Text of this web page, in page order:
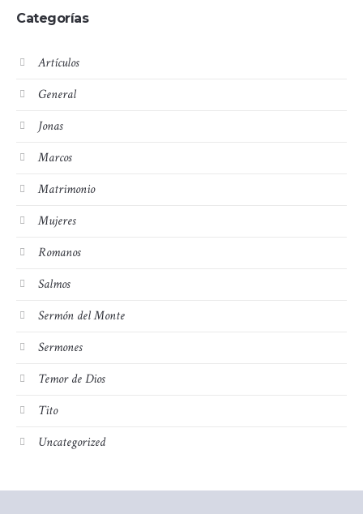
Categorías
Artículos
General
Jonas
Marcos
Matrimonio
Mujeres
Romanos
Salmos
Sermón del Monte
Sermones
Temor de Dios
Tito
Uncategorized